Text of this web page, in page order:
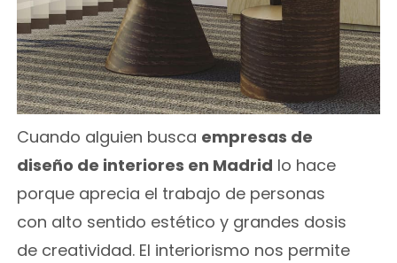
Cuando alguien busca empresas de
diseño de interiores en Madrid lo hace
porque aprecia el trabajo de personas
con alto sentido estético y grandes dosis
de creatividad. El interiorismo nos permite